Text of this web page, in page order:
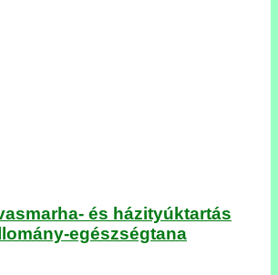
és házityúktartás
egészségtana